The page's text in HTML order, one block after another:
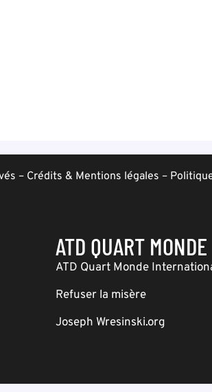
– Crédits & Mentions légales –
ATD QUART MONDE
ATD Quart Monde
Refuser la misère
Joseph Wresinski.org